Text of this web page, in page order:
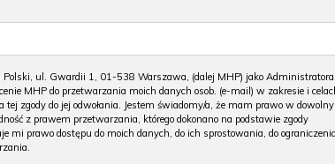
ul. Gwardii 1, 01-538 Warszawa, (dalej MHP) jako Administratora
MHP do przetwarzania moich danych osob. (e-mail) w zakresie i
zgody do jej odwołania. Jestem świadomy/a, że mam prawo w
z prawem przetwarzania, którego dokonano na podstawie zgody
mi prawo dostępu do moich danych, do ich sprostowania, do ograniczenia